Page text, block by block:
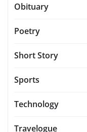
Obituary
Poetry
Short Story
Sports
Technology
Travelogue